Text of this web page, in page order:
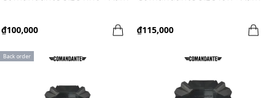
₫100,000 ₫115,000
Back order